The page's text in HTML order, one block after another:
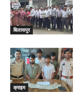
बिलासपुर
क्राइम